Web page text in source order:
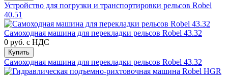
Устройство для погрузки и транспортировки рельсов Robel
40.51
Самоходная машина для перекладки рельсов Robel 43.32
0 руб. с НДС
Купить
Самоходная машина для перекладки рельсов Robel 43.32